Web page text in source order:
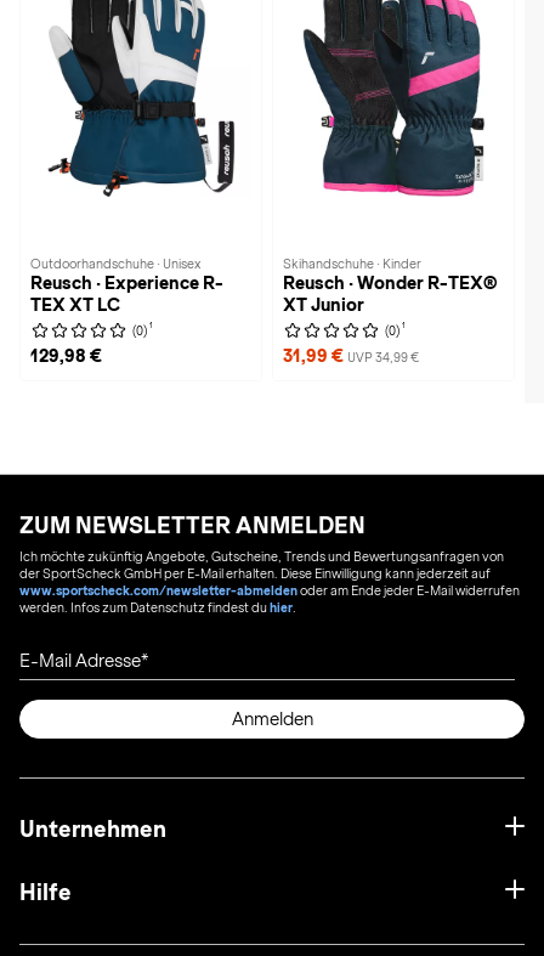
Outdoorhandschuhe · Unisex
Reusch · Experience R-
TEX XT LC
(0) 1
129,98 €
Skihandschuhe · Kinder
Reusch · Wonder R-TEX®
XT Junior
(0) 1
31,99 € UVP 34,99 €
ZUM NEWSLETTER ANMELDEN
Ich möchte zukünftig Angebote, Gutscheine, Trends und Bewertungsanfragen von
der SportScheck GmbH per E-Mail erhalten. Diese Einwilligung kann jederzeit auf
www.sportscheck.com/newsletter-abmeldenoder am Ende jeder E-Mail widerrufen
werden. Infos zum Datenschutz findest duhier
E-Mail Adresse
Anmelden
Unternehmen
Hilfe